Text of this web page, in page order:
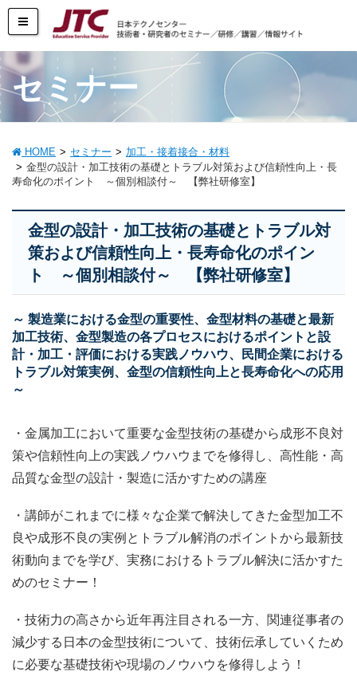
セミナー
HOME セミナー
加工・接着接合・材料
金型の設計・加工技術の基礎とトラブル対策および信頼性向上・長
寿命化のポイント ～個別相談付～ 【弊社研修室】
金型の設計・加工技術の基礎とトラブル対
策および信頼性向上・長寿命化のポイン
ト ～個別相談付～ 【弊社研修室】
～ 製造業における金型の重要性、金型材料の基礎と最新
加工技術、金型製造の各プロセスにおけるポイントと設
計・加工・評価における実践ノウハウ、民間企業における
トラブル対策実例、金型の信頼性向上と長寿命化への応用
～
・金属加工において重要な金型技術の基礎から成形不良対
策や信頼性向上の実践ノウハウまでを修得し、高性能・高
品質な金型の設計・製造に活かすための講座
・講師がこれまでに様々な企業で解決してきた金型加工不
良や成形不良の実例とトラブル解消のポイントから最新技
術動向までを学び、実務におけるトラブル解決に活かすた
めのセミナー！
・技術力の高さから近年再注目される一方、関連従事者の
減少する日本の金型技術について、技術伝承していくため
に必要な基礎技術や現場のノウハウを修得しよう！